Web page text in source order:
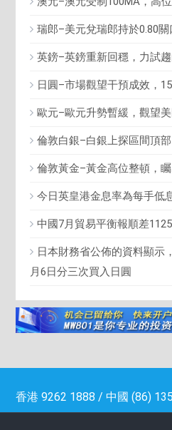
瑞郎–美元兌瑞郎持於0.80
英鎊–英鎊重新回穩，力試
日圓–市場觀望干預成效，
歐元–歐元升勢暫緩，觀望
倫敦白銀–白銀上探區間頂
倫敦黃金–黃金高位整頓，
今日英皇港金息率為每手低
中國7月貿易平衡報順差
日本財務省公佈的資料顯示
月6日分三次買入日圓
香港 9262 1888 / 中國 (86)